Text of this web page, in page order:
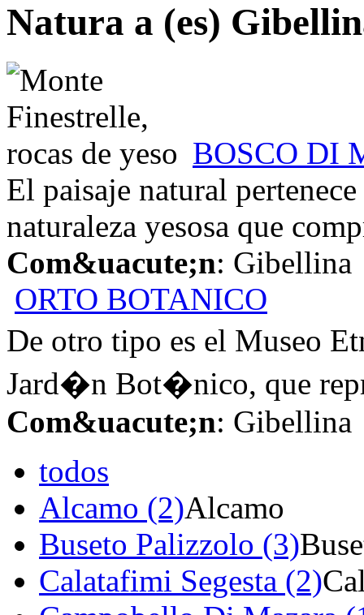
Natura a (es)
BOSCO DI
El paisaje natural
naturaleza yesosa que
Com&uacute;n: Gibellina
ORTO BOTANICO
De otro tipo es el Museo
Jard�n Bot�nico, que
Com&uacute;n: Gibellina
todos
Alcamo (2)Alcamo
Buseto Palizzolo (3)
Calatafimi Segesta (2)